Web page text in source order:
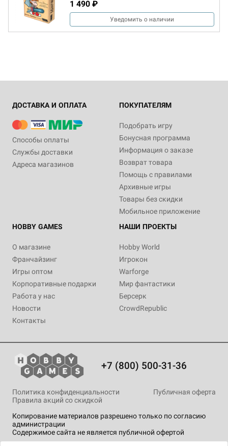
1 490 ₽
Уведомить о наличии
ДОСТАВКА И ОПЛАТА
Способы оплаты
Службы доставки
Адреса магазинов
ПОКУПАТЕЛЯМ
Подобрать игру
Бонусная программа
Информация о заказе
Возврат товара
Помощь с правилами
Архивные игры
Товары без скидки
Мобильное приложение
HOBBY GAMES
О магазине
Франчайзинг
Игры оптом
Корпоративные подарки
Работа у нас
Новости
Контакты
НАШИ ПРОЕКТЫ
Hobby World
Игрокон
Warforge
Мир фантастики
Берсерк
CrowdRepublic
+7 (800) 500-31-36
Копирование материалов разрешено только по согласию
администрации
Содержимое сайта не является публичной офертой
Политика конфиденциальности
Публичная оферта
Правила акций со скидкой